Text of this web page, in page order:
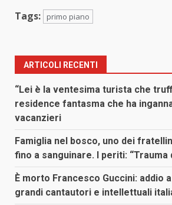
Tags: primo piano
ARTICOLI RECENTI
“Lei è la ventesima turista che
residence fantasma che ha
vacanzieri
Famiglia nel bosco, uno dei
fino a sanguinare. I periti: “Trauma
È morto Francesco Guccini: addio
grandi cantautori e intellettuali